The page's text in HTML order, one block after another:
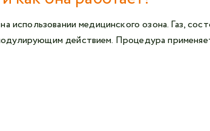
медицинского озона. Газ,
действием. Процедура